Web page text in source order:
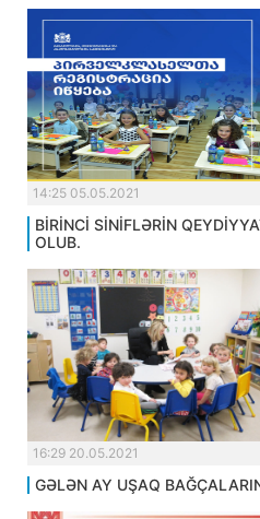
14:25 05.05.2021
BİRİNCİ SİNİFLƏRİN
OLUB.
16:29 20.05.2021
GƏLƏN AY UŞAQ